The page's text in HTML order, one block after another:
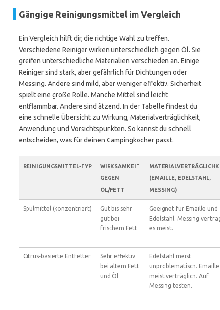
Gängige Reinigungsmittel im Vergleich
Ein Vergleich hilft dir, die richtige Wahl zu treffen.
Verschiedene Reiniger wirken unterschiedlich gegen Öl. Sie
greifen unterschiedliche Materialien verschieden an. Einige
Reiniger sind stark, aber gefährlich für Dichtungen oder
Messing. Andere sind mild, aber weniger effektiv. Sicherheit
spielt eine große Rolle. Manche Mittel sind leicht
entflammbar. Andere sind ätzend. In der Tabelle findest du
eine schnelle Übersicht zu Wirkung, Materialverträglichkeit,
Anwendung und Vorsichtspunkten. So kannst du schnell
entscheiden, was für deinen Campingkocher passt.
REINIGUNGSMITTEL‑TYP
WIRKSAMKEIT
GEGEN
ÖL/FETT
(EMAILLE, EDELSTAHL,
MESSING)
Spülmittel (konzentriert)
Gut bis sehr
gut bei
frischem Fett
Geeignet für Emaille und
Edelstahl. Messing
es meist.
Citrus‑basierte Entfetter
Sehr effektiv
bei altem Fett
und Öl
Edelstahl meist
unproblematisch. Emaille
meist verträglich. Auf
Messing testen.